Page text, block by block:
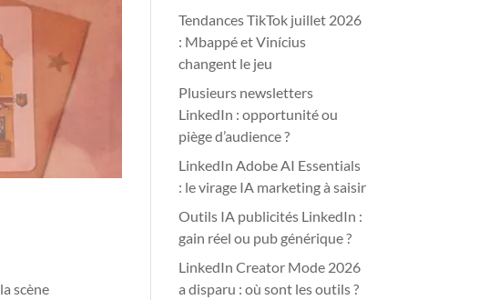
scène
Tendances TikTok juillet 2026
: Mbappé et Vinícius
changent le jeu
Plusieurs newsletters
LinkedIn : opportunité ou
piège d’audience ?
LinkedIn Adobe AI Essentials
: le virage IA marketing à saisir
Outils IA publicités LinkedIn :
gain réel ou pub générique ?
LinkedIn Creator Mode 2026
a disparu : où sont les outils ?